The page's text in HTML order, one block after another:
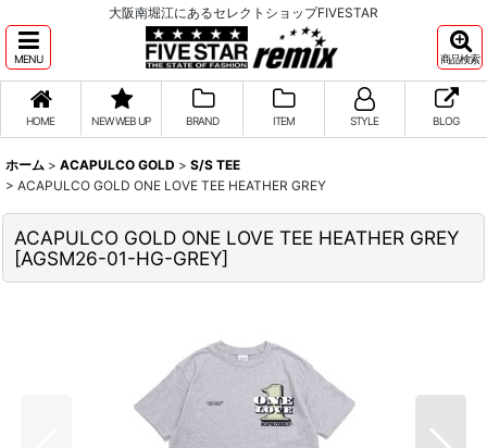
大阪南堀江にあるセレクトショップFIVESTAR
MENU 商品検索
HOME NEW WEB UP BRAND ITEM STYLE BLOG
ホーム > ACAPULCO GOLD > S/S TEE
> ACAPULCO GOLD ONE LOVE TEE HEATHER GREY
ACAPULCO GOLD ONE LOVE TEE HEATHER GREY
[AGSM26-01-HG-GREY]